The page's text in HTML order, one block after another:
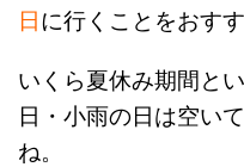
日に行くことをおす
いくら夏休み期間と
日・小雨の日は空い
ね。